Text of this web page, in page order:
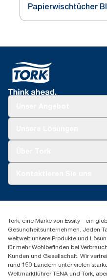
Papierwischtücher
Spenderreklamation
+43 (0) 8 10-22 00 84
Essity Austria Vertriebs
Am Europlatz 2
1120 Wien
Mo-Do 8:00-16:30 | Fr
GLN: 9011111000026
Tork, eine Marke von Essity - ein
Gesundheitsunternehmen. Jeden
weltweit unsere Produkte und
für mehr Wohlbefinden bei
Kunden und Gesellschaft. Wir
rund 150 Ländern unter vielen
Weltmarktführer TENA und Tork,